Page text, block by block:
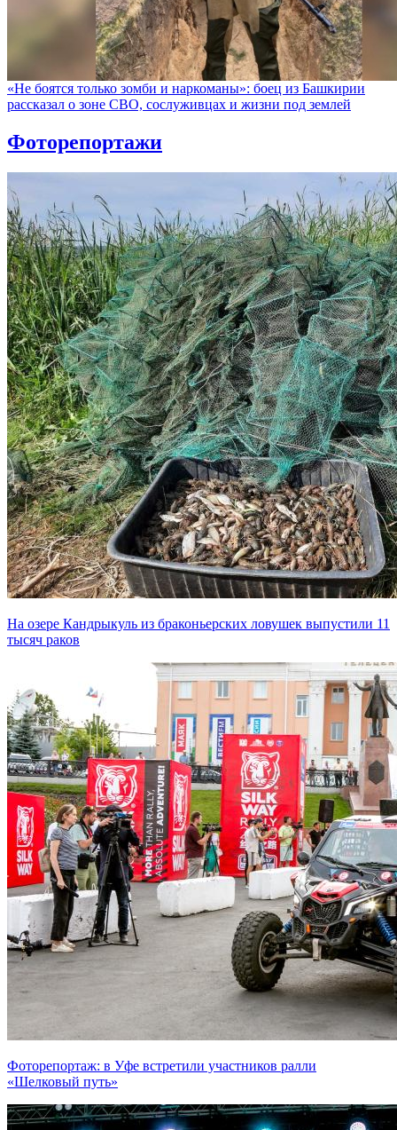
«Не боятся только зомби и наркоманы»: боец из Башкирии
рассказал о зоне СВО, сослуживцах и жизни под землей
Фоторепортажи
На озере Кандрыкуль из браконьерских ловушек выпустили 11
тысяч раков
Фоторепортаж: в Уфе встретили участников ралли
«Шелковый путь»